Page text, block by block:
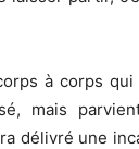
à corps
mais
délivré une